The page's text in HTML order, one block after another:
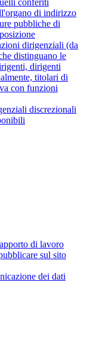
conferiti
di indirizzo
pubbliche di
dirigenziali (da
distinguano le
dirigenti
titolari di
con funzioni
discrezionali
di lavoro
sul sito
dei dati